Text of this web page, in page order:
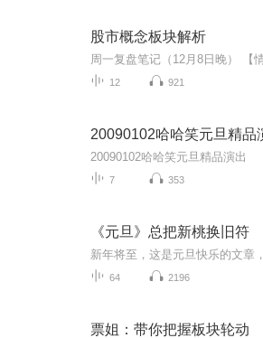
股市概念板块解析
12 921
20090102哈哈笑元旦精品
20090102哈哈笑元旦精品演出
7 353
《元旦》总把新桃换旧符
新年将至，这是元旦快乐的文章
64 2196
票姐：带你把握板块轮动